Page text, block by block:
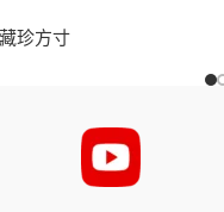
藏珍方寸